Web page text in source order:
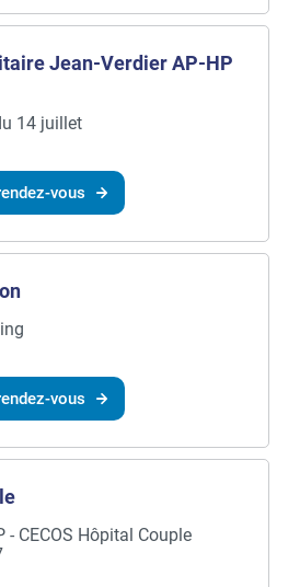
Jean-Verdier AP-HP
14 juillet
vous
vous
- CECOS Hôpital Couple